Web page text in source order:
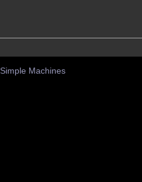
Simple Machines